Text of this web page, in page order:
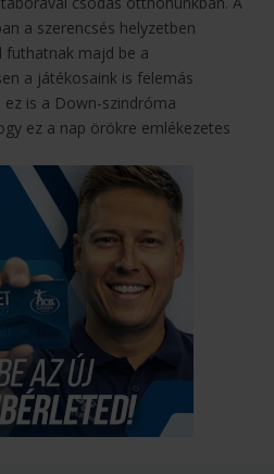
a szerencsés helyzetben
futhatnak majd be a
a játékosaink is felemás
is a Down-szindróma
ez a nap örökre emlékezetes